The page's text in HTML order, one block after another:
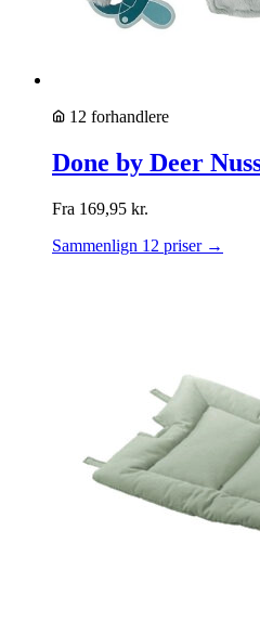
12 forhandlere
Done by Deer
Fra 169,95 kr.
Sammenlign 12 priser →